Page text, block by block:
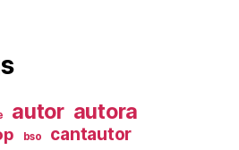
autor autora
bso cantautor